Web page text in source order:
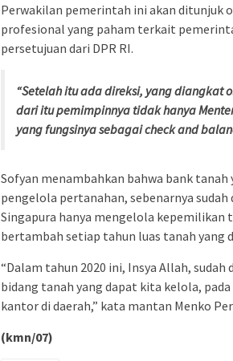
Perwakilan pemerintah ini akan ditunjuk
profesional yang paham terkait
persetujuan dari DPR RI.
“Setelah itu ada direksi, yang diangkat
dari itu pemimpinnya tidak hanya
yang fungsinya sebagai check and
Sofyan menambahkan bahwa bank
pengelola pertanahan, sebenarnya
Singapura hanya mengelola kepemilikan
bertambah setiap tahun luas tanah yang
“Dalam tahun 2020 ini, Insya Allah,
bidang tanah yang dapat kita kelola,
kantor di daerah,” kata mantan Menko
(kmn/07)